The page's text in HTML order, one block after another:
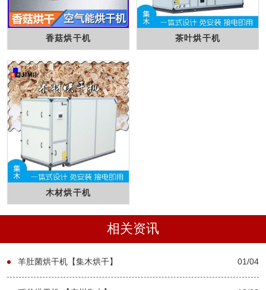
香菇烘干机 茶叶烘干机
木材烘干机
相关资讯
羊肚菌烘干机【集木烘干】 01/04